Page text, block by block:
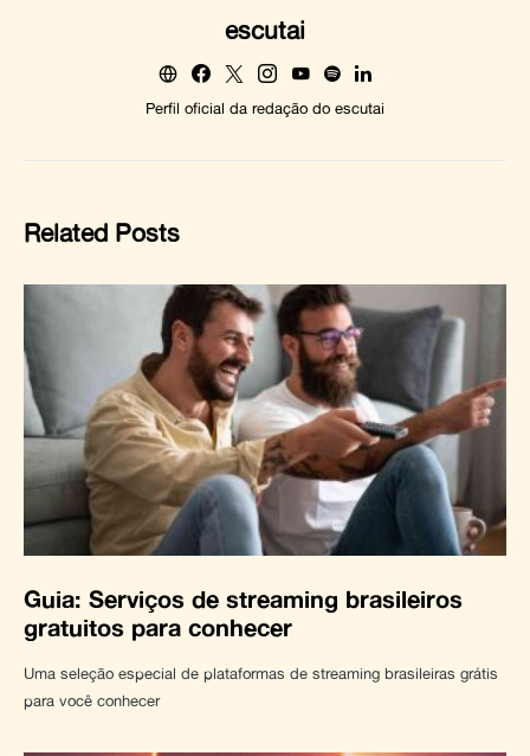
escutai
Perfil oficial da redação do escutai
Related Posts
Guia: Serviços de streaming brasileiros
gratuitos para conhecer
Uma seleção especial de plataformas de streaming brasileiras grátis
para você conhecer